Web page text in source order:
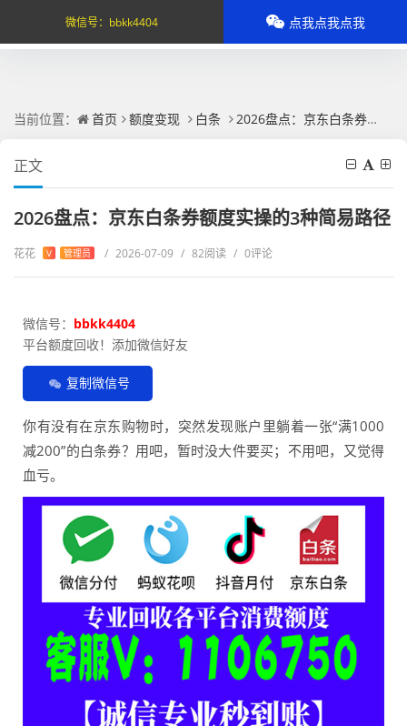
当前位置： 首页 额度变现 白条 2026盘点：京东白条券额度实操的3种简易路径
正文
2026盘点：京东白条券额度实操的3种简易路径
花花 V 管理员 / 2026-07-09 / 82阅读 / 0评论
微信号： bbkk4404
平台额度回收！添加微信好友
复制微信号
你有没有在京东购物时，突然发现账户里躺着一张“满1000
减200”的白条券？用吧，暂时没大件要买；不用吧，又觉得
血亏。
微信号： bbkk4404 点我点我点我